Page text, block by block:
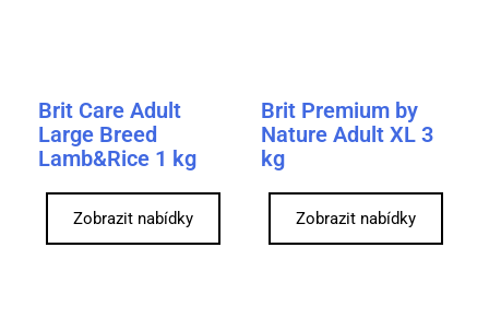
Brit Care Adult
Large Breed
Lamb&Rice 1 kg
Zobrazit nabídky
Brit Premium by
Nature Adult XL 3
kg
Zobrazit nabídky